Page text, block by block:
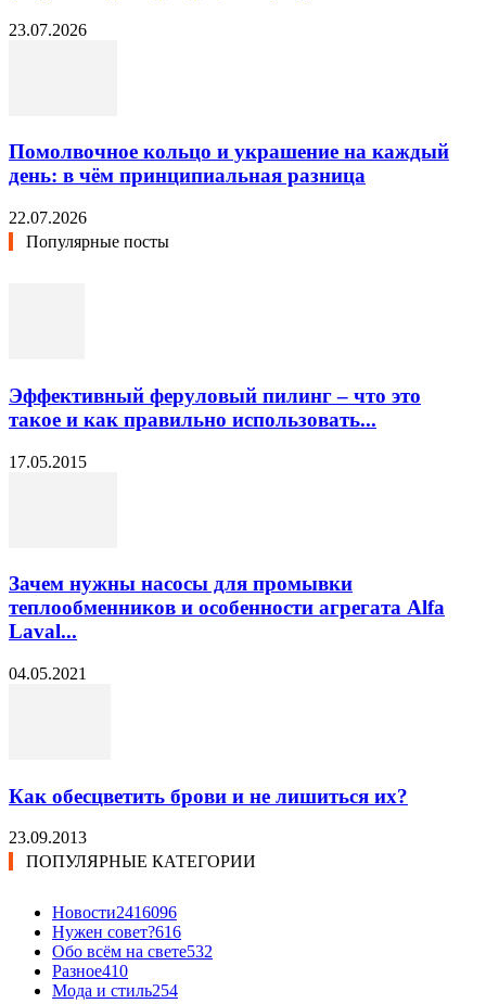
23.07.2026
Помолвочное кольцо и украшение на каждый
день: в чём принципиальная разница
22.07.2026
Популярные посты
Эффективный феруловый пилинг – что это
такое и как правильно использовать...
17.05.2015
Зачем нужны насосы для промывки
теплообменников и особенности агрегата Alfa
Laval...
04.05.2021
Как обесцветить брови и не лишиться их?
23.09.2013
ПОПУЛЯРНЫЕ КАТЕГОРИИ
Новости2416096
Нужен совет?616
Обо всём на свете532
Разное410
Мода и стиль254